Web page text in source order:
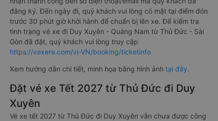
đăng ký. Đến ngày đi, quý khách vui lòng có mặt tại điểm đón
trước 30 phút giờ khởi hành để chuẩn bị lên xe. Để kiểm tra
tình trạng vé xe đi Duy Xuyên - Quảng Nam từ Thủ Đức - Sài
Gòn đã đặt, quý khách vui lòng truy cập
https://vexere.com/vi-VN/booking/ticketinfo
Xem hướng dẫn chi tiết, minh họa bằng hình ảnh tại đây.
Đặt vé xe Tết 2027 từ Thủ Đức đi Duy
Xuyên
Vé xe tết 2027 từ Thủ Đức đi Duy Xuyên vẫn chưa được công